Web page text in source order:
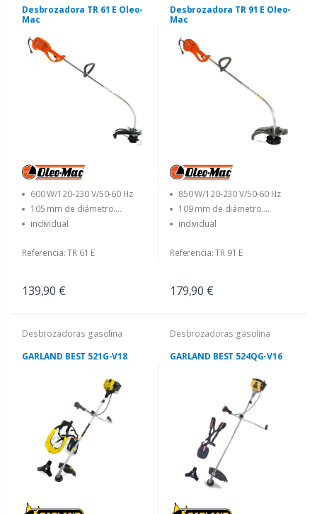
Desbrozadora TR 61 E Oleo-
Mac
600 W/120-230 V/50-60 Hz
105 mm de diámetro.
Cabeza Tap&Go con 1.65 mm
individual
Referencia: TR 61 E
139,90 €
Desbrozadora TR 91 E Oleo-
Mac
850 W/120-230 V/50-60 Hz
109 mm de diámetro.
Cabezal Tap&Go con 1,60 mm
individual
Referencia: TR 91 E
179,90 €
Desbrozadoras gasolina
GARLAND BEST 521G-V18
Desbrozadoras gasolina
GARLAND BEST 524QG-V16